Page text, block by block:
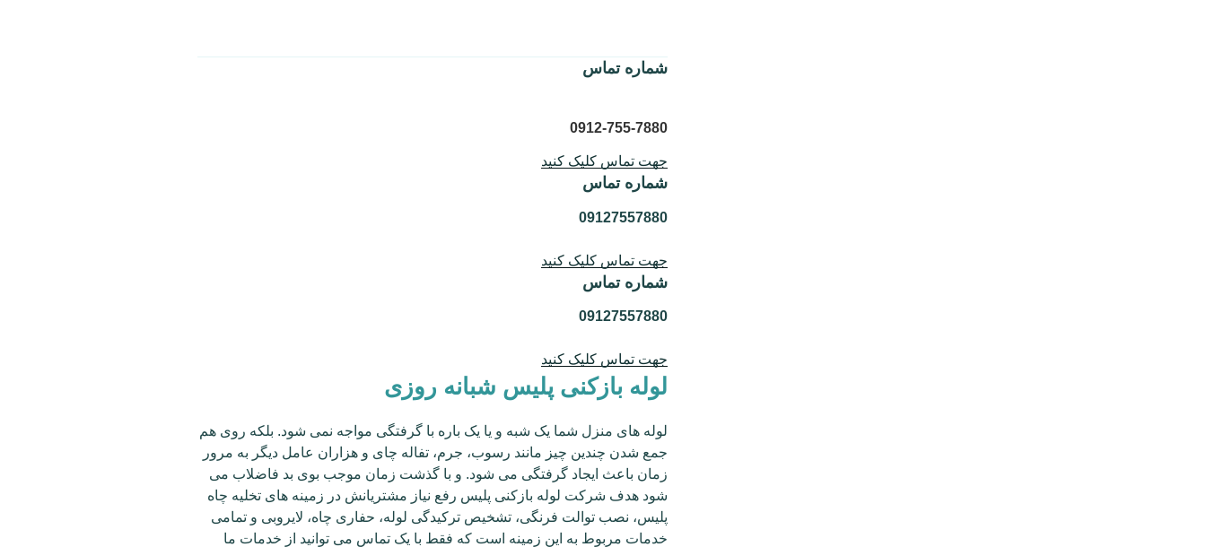
شماره تماس
0912-755-7880
جهت تماس کلیک کنید
شماره تماس
09127557880
جهت تماس کلیک کنید
شماره تماس
09127557880
جهت تماس کلیک کنید
لوله بازکنی پلیس شبانه روزی
لوله های منزل شما یک شبه و یا یک باره با گرفتگی مواجه نمی شود. بلکه روی هم
جمع شدن چندین چیز مانند رسوب، جرم، تفاله چای و هزاران عامل دیگر به مرور
زمان باعث ایجاد گرفتگی می شود. و با گذشت زمان موجب بوی بد فاضلاب می
شود هدف شرکت لوله بازکنی پلیس رفع نیاز مشتریانش در زمینه های تخلیه چاه
پلیس، نصب توالت فرنگی، تشخیص ترکیدگی لوله، حفاری چاه، لایروبی و تمامی
خدمات مربوط به این زمینه است که فقط با یک تماس می توانید از خدمات ما